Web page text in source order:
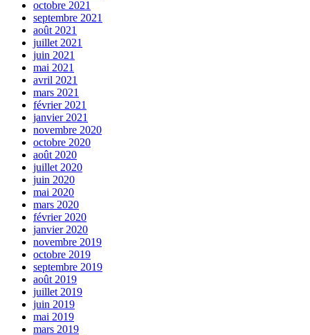
octobre 2021
septembre 2021
août 2021
juillet 2021
juin 2021
mai 2021
avril 2021
mars 2021
février 2021
janvier 2021
novembre 2020
octobre 2020
août 2020
juillet 2020
juin 2020
mai 2020
mars 2020
février 2020
janvier 2020
novembre 2019
octobre 2019
septembre 2019
août 2019
juillet 2019
juin 2019
mai 2019
mars 2019